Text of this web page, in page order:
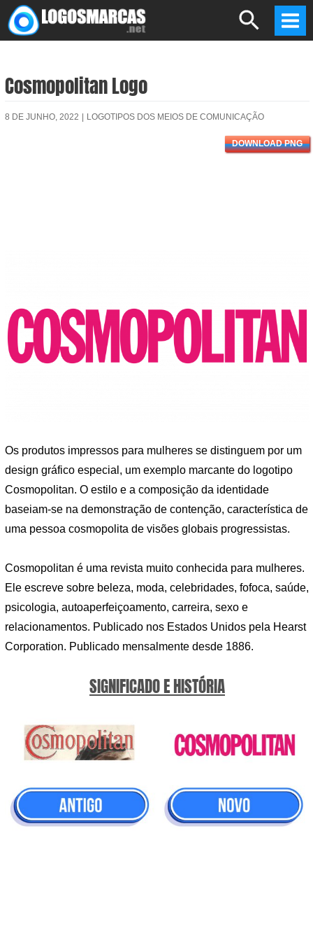
Skip
to
Search
Cosmopolitan Logo
8 DE JUNHO, 2022 LOGOTIPOS DOS MEIOS DE COMUNICAÇÃO
DOWNLOAD PNG
Os produtos impressos para mulheres se distinguem por um
design gráfico especial, um exemplo marcante do logotipo
Cosmopolitan. O estilo e a composição da identidade
baseiam-se na demonstração de contenção, característica de
uma pessoa cosmopolita de visões globais progressistas.
Cosmopolitan é uma revista muito conhecida para mulheres.
Ele escreve sobre beleza, moda, celebridades, fofoca, saúde,
psicologia, autoaperfeiçoamento, carreira, sexo e
relacionamentos. Publicado nos Estados Unidos pela Hearst
Corporation. Publicado mensalmente desde 1886.
SIGNIFICADO E HISTÓRIA